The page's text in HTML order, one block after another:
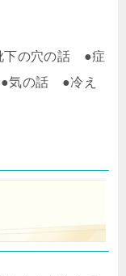
の穴の話 ●症
気の話 ●冷え